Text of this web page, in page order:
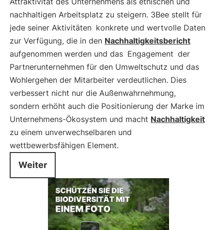
nachhaltigen Arbeitsplatz zu steigern. 3Bee stellt für
jede seiner Aktivitäten konkrete und wertvolle Daten
zur Verfügung, die in den Nachhaltigkeitsbericht
aufgenommen werden und das Engagement der
Partnerunternehmen für den Umweltschutz und das
Wohlergehen der Mitarbeiter verdeutlichen. Dies
verbessert nicht nur die Außenwahrnehmung,
sondern erhöht auch die Positionierung der Marke im
Unternehmens-Ökosystem und macht Nachhaltigkeit
zu einem unverwechselbaren und
wettbewerbsfähigen Element.
Weiter